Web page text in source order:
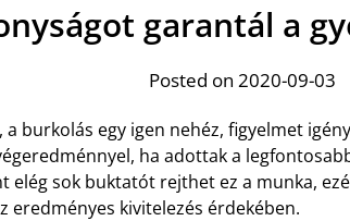
garantál a
Posted on 2020-09-03
a burkolás egy igen nehéz, figyelmet
ha adottak a
elég sok buktatót rejthet ez a munka,
eredményes kivitelezés érdekében.